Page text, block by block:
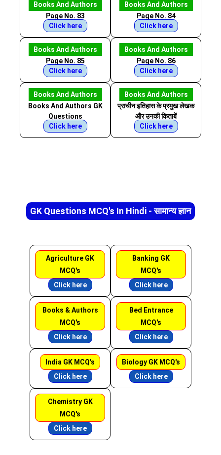
Books And Authors
Page No. 83
Click here
Books And Authors
Page No. 84
Click here
Books And Authors
Page No. 85
Click here
Books And Authors
Page No. 86
Click here
Books And Authors
Books And Authors GK
Questions
Click here
Books And Authors
प्राचीन इतिहास के प्रमुख लेखक
और उनकी किताबें
Click here
GK Questions MCQ's In Hindi - सामान्य ज्ञान
Agriculture GK
MCQ's
Click here
Banking GK
MCQ's
Click here
Books & Authors
MCQ's
Click here
Bed Entrance
MCQ's
Click here
India GK MCQ's
Click here
Biology GK MCQ's
Click here
Chemistry GK
MCQ's
Click here